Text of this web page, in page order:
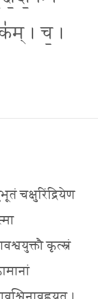
। च॒ ।
चक्षुरिंद्रियेण
कृत्स्नं